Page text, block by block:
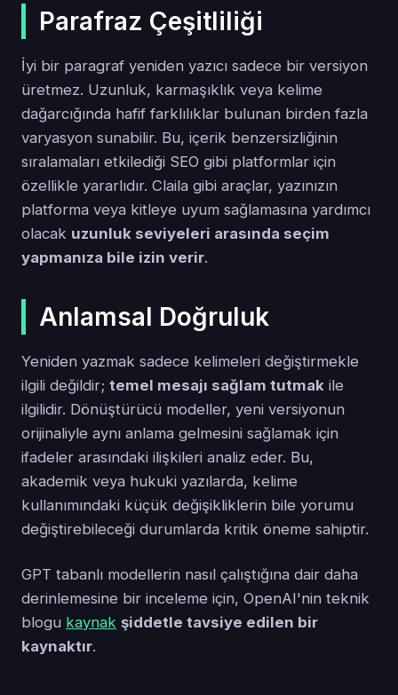
Parafraz Çeşitliliği
İyi bir paragraf yeniden yazıcı sadece bir versiyon
üretmez. Uzunluk, karmaşıklık veya kelime
dağarcığında hafif farklılıklar bulunan birden fazla
varyasyon sunabilir. Bu, içerik benzersizliğinin
sıralamaları etkilediği SEO gibi platformlar için
özellikle yararlıdır. Claila gibi araçlar, yazınızın
platforma veya kitleye uyum sağlamasına yardımcı
olacak uzunluk seviyeleri arasında seçim
yapmanıza bile izin verir.
Anlamsal Doğruluk
Yeniden yazmak sadece kelimeleri değiştirmekle
ilgili değildir; temel mesajı sağlam tutmak ile
ilgilidir. Dönüştürücü modeller, yeni versiyonun
orijinaliyle aynı anlama gelmesini sağlamak için
ifadeler arasındaki ilişkileri analiz eder. Bu,
akademik veya hukuki yazılarda, kelime
kullanımındaki küçük değişikliklerin bile yorumu
değiştirebileceği durumlarda kritik öneme sahiptir.
GPT tabanlı modellerin nasıl çalıştığına dair daha
derinlemesine bir inceleme için, OpenAI'nin teknik
blogu kaynak şiddetle tavsiye edilen bir
kaynaktır.